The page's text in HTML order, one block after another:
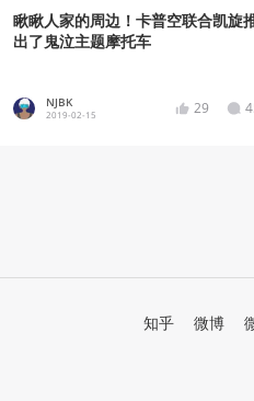
瞅瞅人家的周边！卡普空联合凯旋
出了鬼泣主题摩托车
NJBK
2019-02-15 29
知乎 微博